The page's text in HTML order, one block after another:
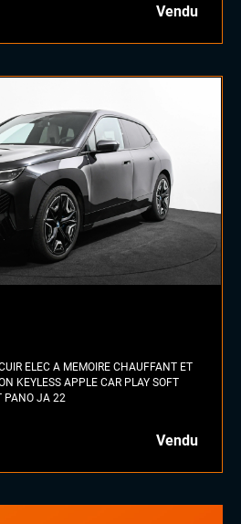
Vendu
ELEC A MEMOIRE CHAUFFANT ET
KEYLESS APPLE CAR PLAY SOFT
PANO JA 22
Vendu